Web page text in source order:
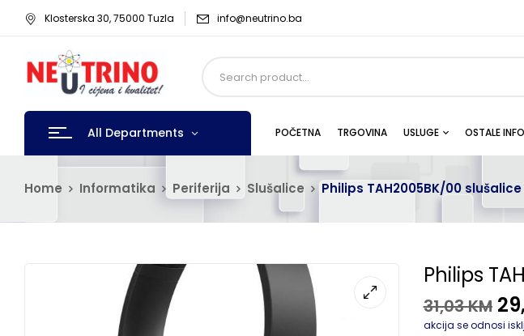
Klosterska 30, 75000 Tuzla info@neutrino.ba
All Departments POČETNA TRGOVINA USLUGE OSTALE
Home Informatika Periferija Slušalice Philips TAH2005BK/00 slušalice
Philips
31,03KM
akcija se odnosi